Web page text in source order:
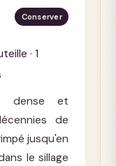
Conserver
· 1
dense et
de
jusqu'en
le sillage